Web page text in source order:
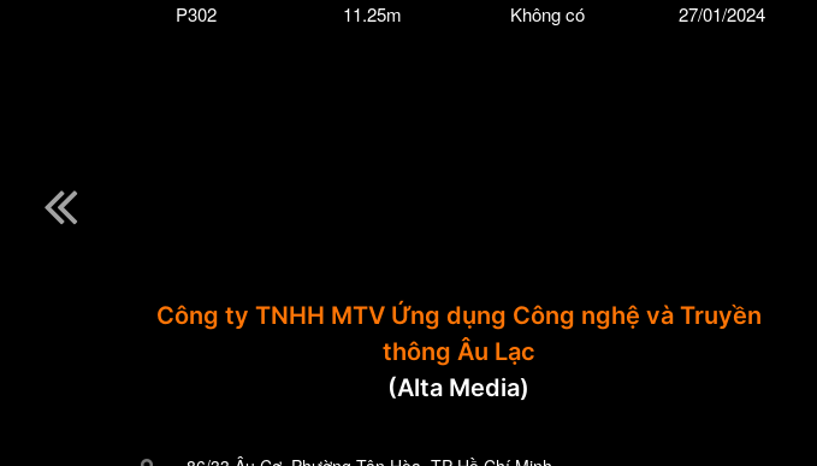
P302 11.25m Không có 27/01/2024
Công ty TNHH MTV Ứng dụng Công nghệ và Truyền
thông Âu Lạc
(Alta Media)